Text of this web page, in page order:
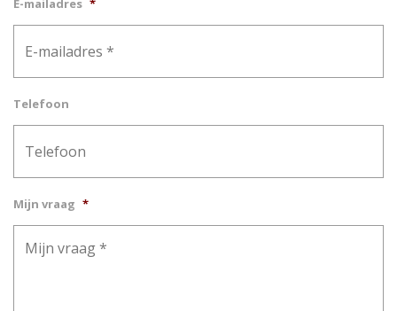
E-mailadres *
Telefoon
Mijn vraag *